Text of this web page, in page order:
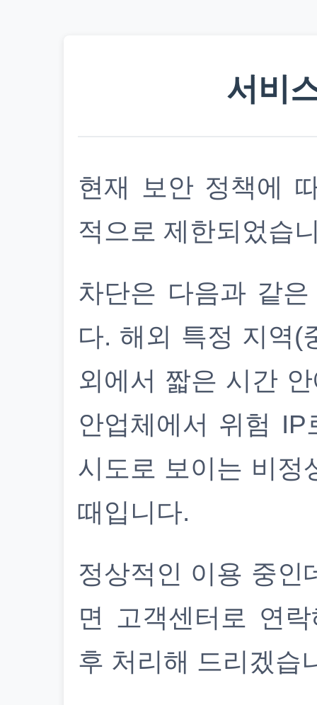
서비
현재 보안 정책에
적으로 제한되었습
차단은 다음과 같
다. 해외 특정 지역(
외에서 짧은 시간
안업체에서 위험
시도로 보이는 비정
때입니다.
정상적인 이용 중인
면 고객센터로 연
후 처리해 드리겠습